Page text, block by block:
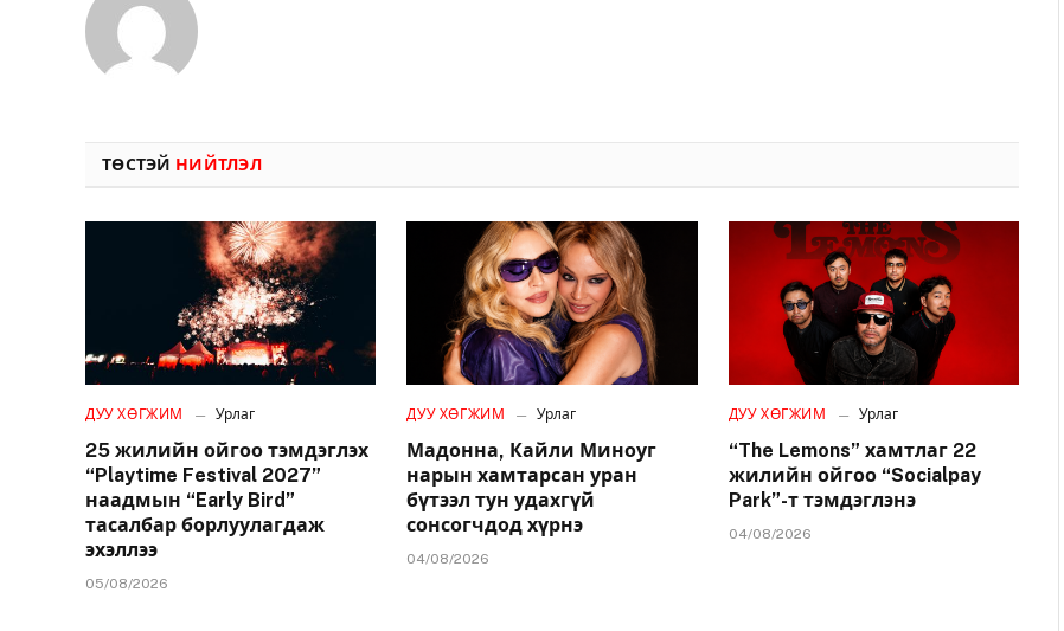
ТӨСТЭЙ НИЙТЛЭЛ
ДУУ ХӨГЖИМ Урлаг
25 жилийн ойгоо тэмдэглэх
“Playtime Festival 2027”
наадмын “Early Bird”
тасалбар борлуулагдаж
эхэллээ
05/08/2026
ДУУ ХӨГЖИМ Урлаг
Мадонна, Кайли Миноуг
нарын хамтарсан уран
бүтээл тун удахгүй
сонсогчдод хүрнэ
04/08/2026
ДУУ ХӨГЖИМ Урлаг
“The Lemons” хамтлаг 22
жилийн ойгоо “Socialpay
Park”-т тэмдэглэнэ
04/08/2026